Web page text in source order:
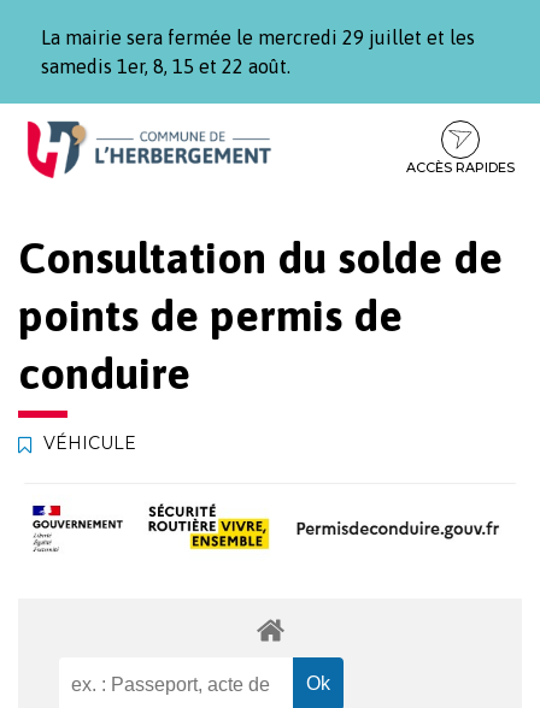
La mairie sera fermée le mercredi 29 juillet et les
samedis 1er, 8, 15 et 22 août.
Aller
Aller
contenu
Aller
pied
ACCÈS RAPIDES
Consultation du solde de
points de permis de
conduire
VÉHICULE